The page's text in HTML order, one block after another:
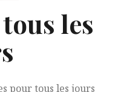
les
pour tous les jours